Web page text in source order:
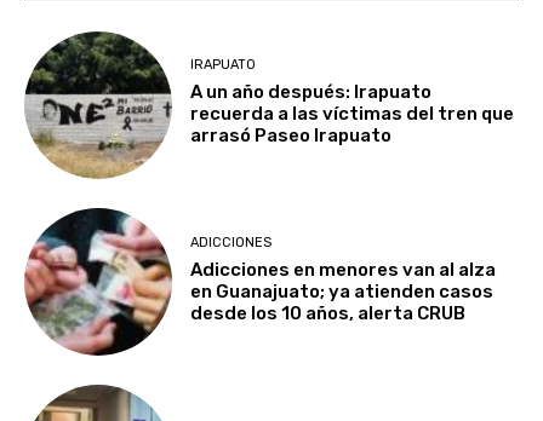
IRAPUATO
A un año después: Irapuato
recuerda a las víctimas del tren que
arrasó Paseo Irapuato
ADICCIONES
Adicciones en menores van al alza
en Guanajuato; ya atienden casos
desde los 10 años, alerta CRUB